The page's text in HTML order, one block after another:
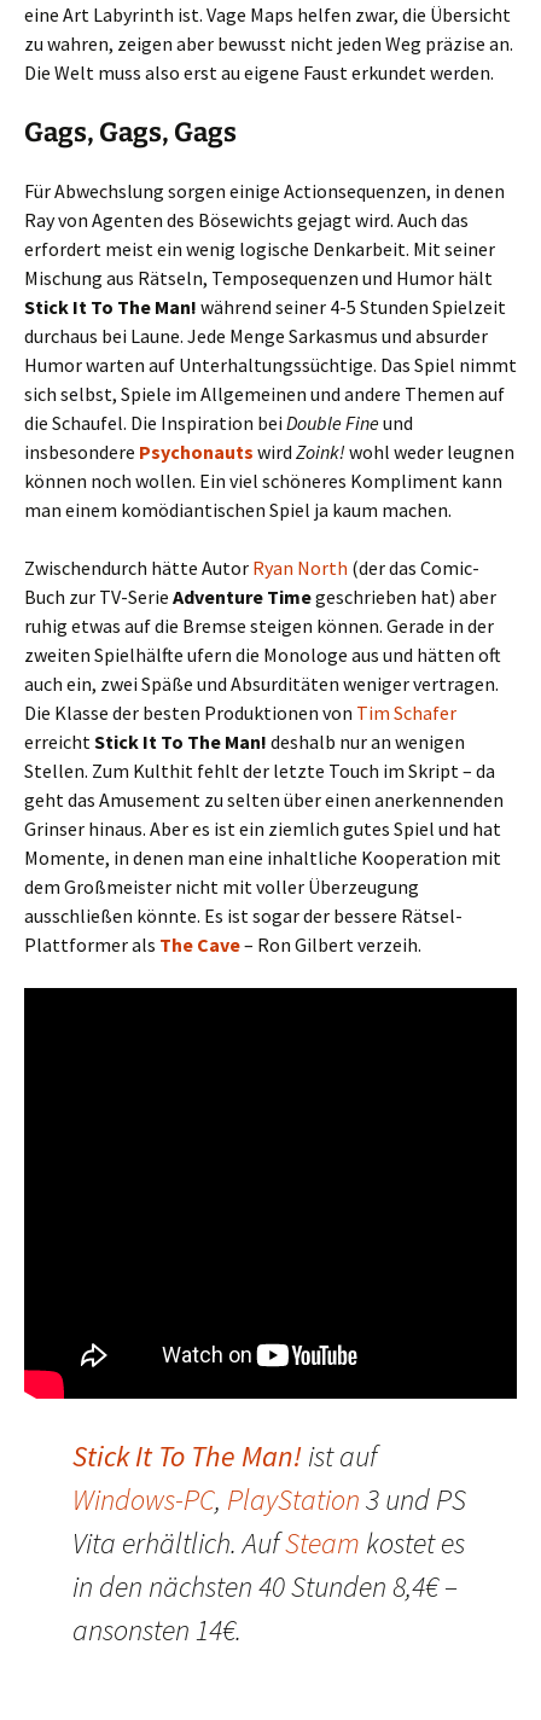
eine Art Labyrinth ist. Vage Maps helfen zwar, die Übersicht
zu wahren, zeigen aber bewusst nicht jeden Weg präzise an.
Die Welt muss also erst au eigene Faust erkundet werden.
Gags, Gags, Gags
Für Abwechslung sorgen einige Actionsequenzen, in denen
Ray von Agenten des Bösewichts gejagt wird. Auch das
erfordert meist ein wenig logische Denkarbeit. Mit seiner
Mischung aus Rätseln, Temposequenzen und Humor hält
Stick It To The Man! während seiner 4-5 Stunden Spielzeit
durchaus bei Laune. Jede Menge Sarkasmus und absurder
Humor warten auf Unterhaltungssüchtige. Das Spiel nimmt
sich selbst, Spiele im Allgemeinen und andere Themen auf
die Schaufel. Die Inspiration bei Double Fineund
insbesondere Psychonauts wird Zoink! wohl weder leugnen
können noch wollen. Ein viel schöneres Kompliment kann
man einem komödiantischen Spiel ja kaum machen.
Zwischendurch hätte Autor Ryan North (der das Comic-
Buch zur TV-Serie Adventure Timegeschrieben hat) aber
ruhig etwas auf die Bremse steigen können. Gerade in der
zweiten Spielhälfte ufern die Monologe aus und hätten oft
auch ein, zwei Späße und Absurditäten weniger vertragen.
Die Klasse der besten Produktionen von Tim Schafer
erreichtStick It To The Man! deshalb nur an wenigen
Stellen. Zum Kulthit fehlt der letzte Touch im Skript – da
geht das Amusement zu selten über einen anerkennenden
Grinser hinaus. Aber es ist ein ziemlich gutes Spiel und hat
Momente, in denen man eine inhaltliche Kooperation mit
dem Großmeister nicht mit voller Überzeugung
ausschließen könnte. Es ist sogar der bessere Rätsel-
Plattformer als The Cave– Ron Gilbert verzeih.
Stick It To The Man!ist auf
Windows-PC, PlayStation3 und PS
Vita erhältlich. AufSteam kostet es
in den nächsten 40 Stunden 8,4€ –
ansonsten 14€.